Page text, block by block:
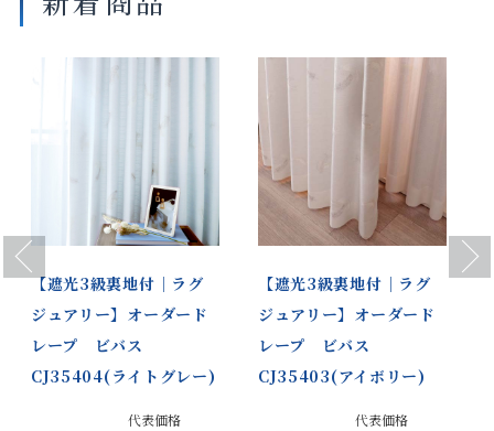
Previous
【遮光3級裏地付｜ラグ
ジュアリー】オーダード
レープ ビバス
CJ35404(ライトグレー)
代表価格
【遮光3級裏地付｜ラグ
ジュアリー】オーダード
レープ ビバス
CJ35403(アイボリー)
代表価格
Next